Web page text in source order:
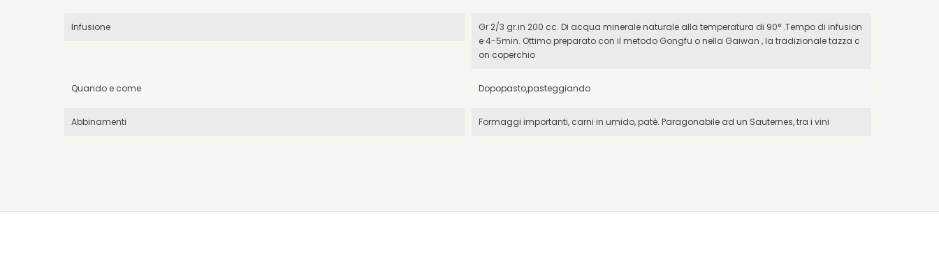
Infusione
Gr 2/3 gr.in 200 cc. Di acqua minerale naturale alla temperatura di 90° .Tempo di infusion
e 4-5min. Ottimo preparato con il metodo Gongfu o nella Gaiwan , la tradizionale tazza c
on coperchio
Quando e come Dopopasto,pasteggiando
Abbinamenti Formaggi importanti, carni in umido, patè. Paragonabile ad un Sauternes, tra i vini